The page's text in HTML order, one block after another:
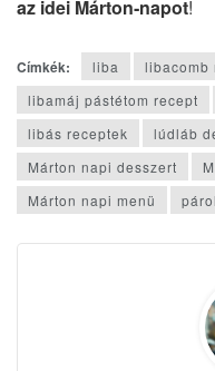
az idei Márton‐napot!
Címkék: liba libacomb
libamáj pástétom recept
libás receptek
lúdláb
Márton napi desszert
Márton napi menü